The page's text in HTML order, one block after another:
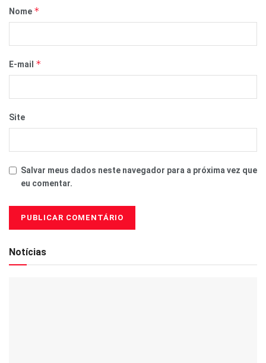
Nome *
E-mail *
Site
Salvar meus dados neste navegador para a próxima vez que
eu comentar.
Notícias